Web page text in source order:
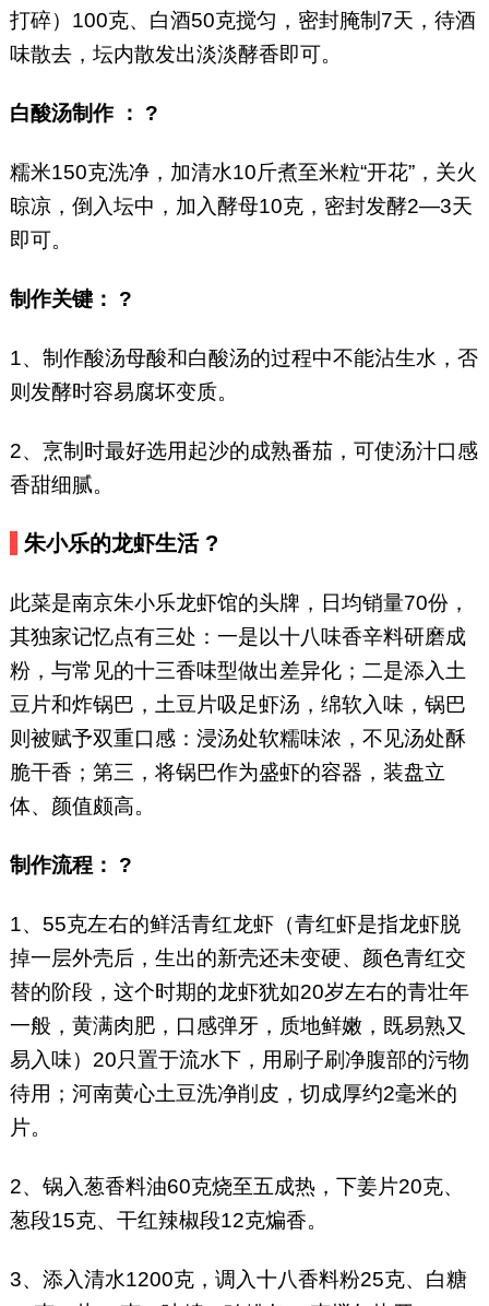
打碎）100克、白酒50克搅匀，密封腌制7天，待酒
味散去，坛内散发出淡淡酵香即可。
白酸汤制作 ： ?
糯米150克洗净，加清水10斤煮至米粒“开花”，关火
晾凉，倒入坛中，加入酵母10克，密封发酵2—3天
即可。
制作关键： ?
1、制作酸汤母酸和白酸汤的过程中不能沾生水，否
则发酵时容易腐坏变质。
2、烹制时最好选用起沙的成熟番茄，可使汤汁口感
香甜细腻。
朱小乐的龙虾生活 ?
此菜是南京朱小乐龙虾馆的头牌，日均销量70份，
其独家记忆点有三处：一是以十八味香辛料研磨成
粉，与常见的十三香味型做出差异化；二是添入土
豆片和炸锅巴，土豆片吸足虾汤，绵软入味，锅巴
则被赋予双重口感：浸汤处软糯味浓，不见汤处酥
脆干香；第三，将锅巴作为盛虾的容器，装盘立
体、颜值颇高。
制作流程： ?
1、55克左右的鲜活青红龙虾（青红虾是指龙虾脱
掉一层外壳后，生出的新壳还未变硬、颜色青红交
替的阶段，这个时期的龙虾犹如20岁左右的青壮年
一般，黄满肉肥，口感弹牙，质地鲜嫩，既易熟又
易入味）20只置于流水下，用刷子刷净腹部的污物
待用；河南黄心土豆洗净削皮，切成厚约2毫米的
片。
2、锅入葱香料油60克烧至五成热，下姜片20克、
葱段15克、干红辣椒段12克煸香。
3、添入清水1200克，调入十八香料粉25克、白糖